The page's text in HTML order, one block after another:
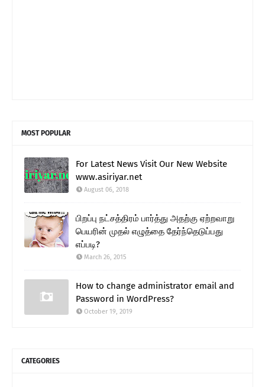
MOST POPULAR
For Latest News Visit Our New Website
www.asiriyar.net
August 06, 2018
பிறப்பு நட்சத்திரம் பார்த்து அதற்கு ஏற்றவாறு
பெயரின் முதல் எழுத்தை தேர்ந்தெடுப்பது
எப்படி?
March 26, 2015
How to change administrator email and
Password in WordPress?
October 19, 2019
CATEGORIES